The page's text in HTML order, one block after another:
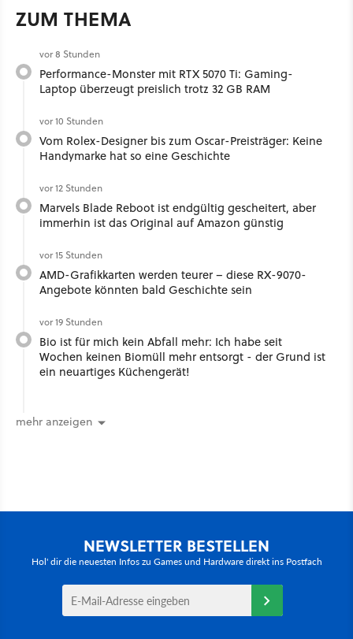
ZUM THEMA
vor 8 Stunden
Performance-Monster mit RTX 5070 Ti: Gaming-
Laptop überzeugt preislich trotz 32 GB RAM
vor 10 Stunden
Vom Rolex-Designer bis zum Oscar-Preisträger: Keine
Handymarke hat so eine Geschichte
vor 12 Stunden
Marvels Blade Reboot ist endgültig gescheitert, aber
immerhin ist das Original auf Amazon günstig
vor 15 Stunden
AMD-Grafikkarten werden teurer – diese RX-9070-
Angebote könnten bald Geschichte sein
vor 19 Stunden
Bio ist für mich kein Abfall mehr: Ich habe seit
Wochen keinen Biomüll mehr entsorgt - der Grund ist
ein neuartiges Küchengerät!
mehr anzeigen
NEWSLETTER BESTELLEN
Hol' dir die neuesten Infos zu Games und Hardware direkt ins Postfach